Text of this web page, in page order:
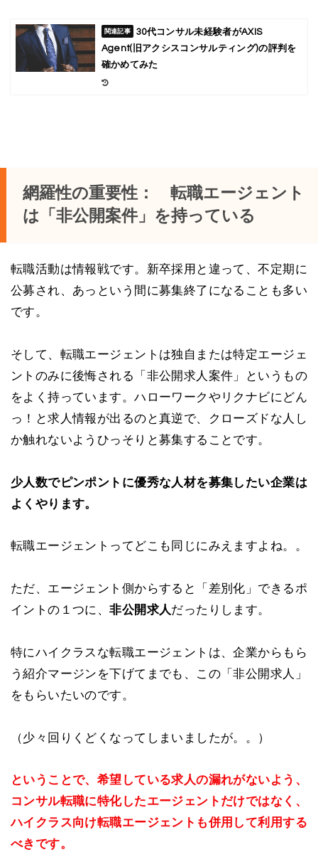
30代コンサル未経験者がAXIS
Agent(旧アクシスコンサルティング)の評判を
確かめてみた
網羅性の重要性： 転職エージェント
は「非公開案件」を持っている
転職活動は情報戦です。新卒採用と違って、不定期に
公募され、あっという間に募集終了になることも多い
です。
そして、転職エージェントは独自または特定エージェ
ントのみに後悔される「非公開求人案件」というもの
をよく持っています。ハローワークやリクナビにどん
っ！と求人情報が出るのと真逆で、クローズドな人し
か触れないようひっそりと募集することです。
少人数でピンポントに優秀な人材を募集したい企業は
よくやります。
転職エージェントってどこも同じにみえますよね。。
ただ、エージェント側からすると「差別化」できるポ
イントの１つに、非公開求人だったりします。
特にハイクラスな転職エージェントは、企業からもら
う紹介マージンを下げてまでも、この「非公開求人」
をもらいたいのです。
（少々回りくどくなってしまいましたが。。）
ということで、希望している求人の漏れがないよう、
コンサル転職に特化したエージェントだけではなく、
ハイクラス向け転職エージェントも併用して利用する
べきです。